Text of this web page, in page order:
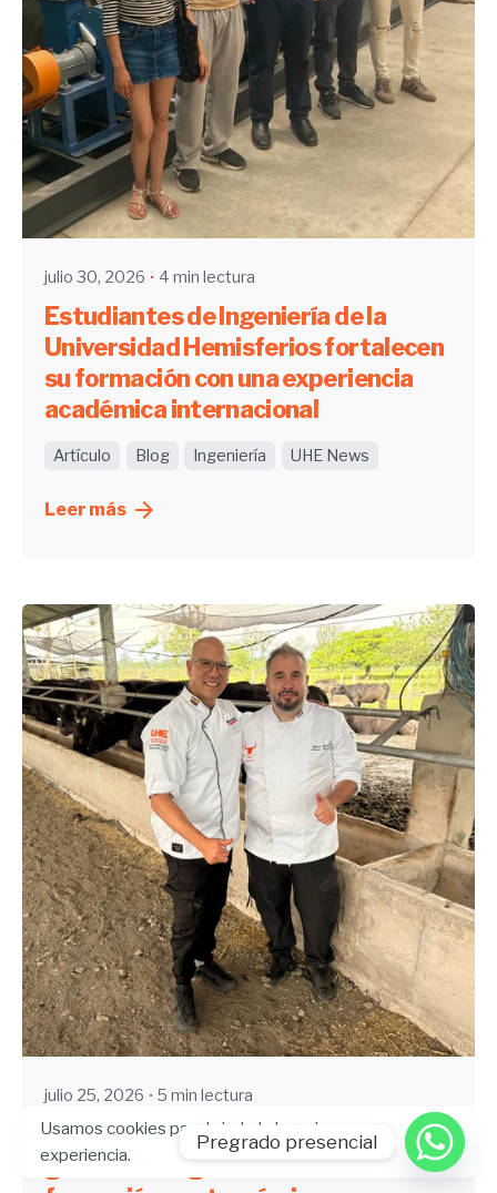
Enviado por
UHE
julio 30, 2026 4 min lectura
Estudiantes de Ingeniería de la
Universidad Hemisferios fortalecen
su formación con una experiencia
académica internacional
Artículo Blog Ingeniería UHE News
Leer más
Enviado por
UHE
julio 25, 2026 5 min lectura
Universidad Hemisferios integra la
ganadería regenerativa en la
Usamos cookies para brindarle la mejor
experiencia.
Pregrado presencial